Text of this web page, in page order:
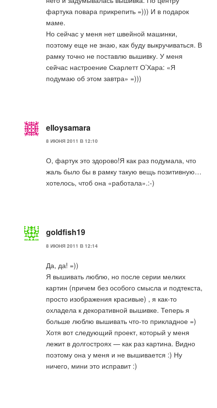
фартука повара прикрепить =))) И в подарок
маме.
Но сейчас у меня нет швейной машинки,
поэтому еще не знаю, как буду выкручиваться. В
рамку точно не поставлю вышивку. У меня
сейчас настроение Скарлетт О’Хара: «Я
подумаю об этом завтра» =)))
elloysamara
8 ИЮНЯ 2011 В 12:10
О, фартук это здорово!Я как раз подумала, что
жаль было бы в рамку такую вещь позитивную…
хотелось, чтоб она «работала».:-)
goldfish19
8 ИЮНЯ 2011 В 12:14
Да, да! =))
Я вышивать люблю, но после серии мелких
картин (причем без особого смысла и подтекста,
просто изображения красивые) , я как-то
охладела к декоративной вышивке. Теперь я
больше люблю вышивать что-то прикладное =)
Хотя вот следующий проект, который у меня
лежит в долгостроях — как раз картина. Видно
поэтому она у меня и не вышивается :) Ну
ничего, мини это исправит :)